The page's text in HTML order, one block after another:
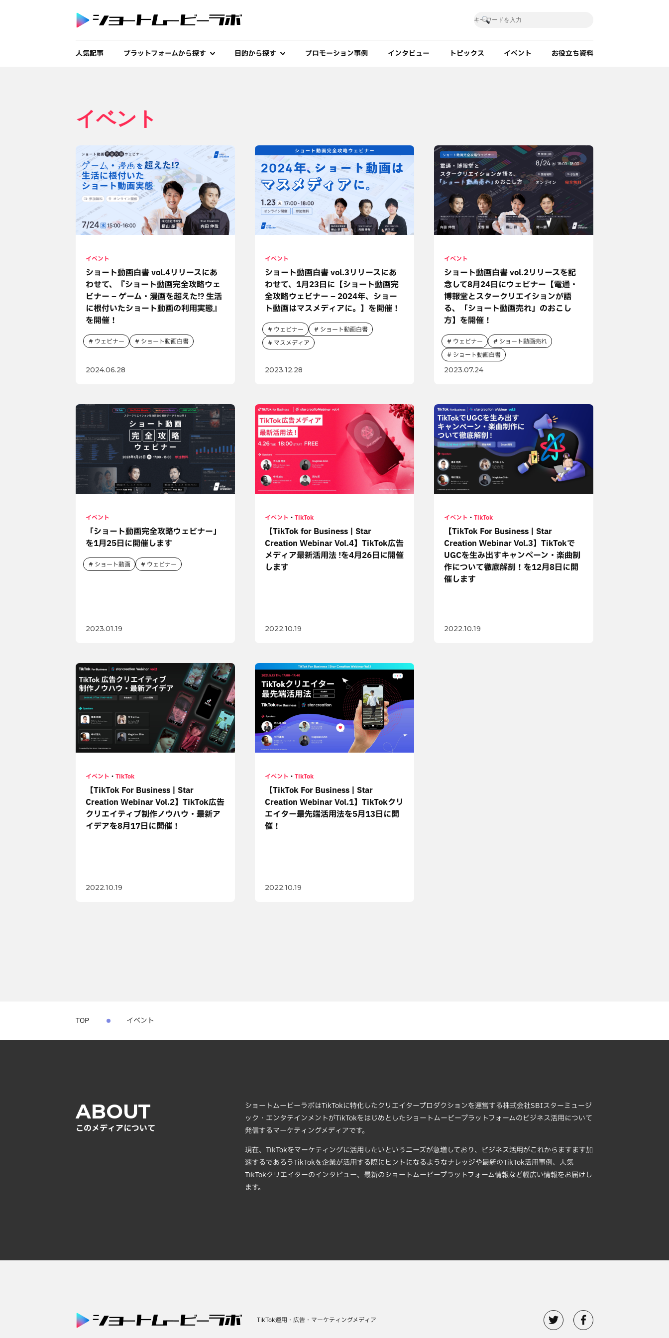
人気記事 プラットフォームから探す 目的から探す プロモーション事例 インタビュー トピックス イベント お役立ち資料
イベント
イベント
ショート動画白書 vol.4リリースにあ
わせて、『ショート動画完全攻略ウェ
ビナー – ゲーム・漫画を超えた!? 生活
に根付いたショート動画の利用実態』
を開催！
ウェビナー ショート動画白書
2024.06.28
イベント
ショート動画白書 vol.3リリースにあ
わせて、1月23日に【ショート動画完
全攻略ウェビナー – 2024年、ショー
ト動画はマスメディアに。】を開催！
ウェビナー
ショート動画白書
マスメディア
2023.12.28
イベント
ショート動画白書 vol.2リリースを記
念して8月24日にウェビナー【電通・
博報堂とスタークリエイションが語
る、「ショート動画売れ」のおこし
方】を開催！
ウェビナー
ショート動画売れ
ショート動画白書
2023.07.24
イベント
「ショート動画完全攻略ウェビナー」
を1月25日に開催します
ショート動画 ウェビナー
2023.01.19
イベント ・ TikTok
【TikTok for Business | Star
Creation Webinar Vol.4】TikTok広告
メディア最新活用法 !を4月26日に開催
します
2022.10.19
イベント ・ TikTok
【TikTok For Business | Star
Creation Webinar Vol.3】TikTokで
UGCを生み出すキャンペーン・楽曲制
作について徹底解剖！を12月8日に開
催します
2022.10.19
イベント ・ TikTok
【TikTok For Business | Star
Creation Webinar Vol.2】TikTok広告
クリエイティブ制作ノウハウ・最新ア
イデアを8月17日に開催！
2022.10.19
イベント ・ TikTok
【TikTok For Business | Star
Creation Webinar Vol.1】TikTokクリ
エイター最先端活用法を5月13日に開
催！
2022.10.19
TOP イベント
ABOUT
このメディアについて
ショートムービーラボはTikTokに特化したクリエイタープロダクションを運営する株式会社SBIスターミュージ
ック・エンタテインメントがTikTokをはじめとしたショートムービープラットフォームのビジネス活用について
発信するマーケティングメディアです。
現在、TikTokをマーケティングに活用したいというニーズが急増しており、ビジネス活用がこれからますます加
速するであろうTikTokを企業が活用する際にヒントになるようなナレッジや最新のTikTok活用事例、人気
TikTokクリエイターのインタビュー、最新のショートムービープラットフォーム情報など幅広い情報をお届けし
ます。
TikTok運用・広告・マーケティングメディア